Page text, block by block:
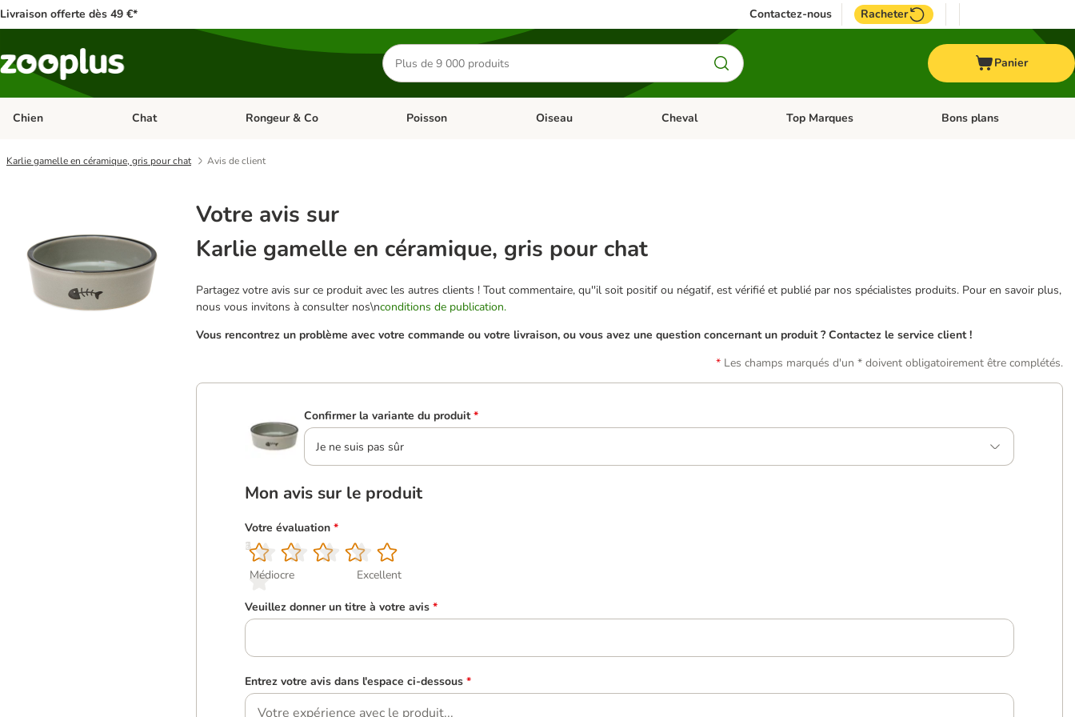
Livraison offerte dès 49 €* Contactez-nous Racheter
Rechercher
des
produits
Panier
Chien Dérouler les catégories: Chien
Chat Dérouler les catégories: Chat
Rongeur & Co Dérouler les catégories: Rongeur & Co
Poisson Dérouler les catégories: Poisson
Oiseau Dérouler les catégories: Oiseau
Cheval Dérouler les catégories: Cheval
Top Marques Dérouler les catégories: Top
Bons plans
Karlie gamelle en céramique, gris pour chat Avis de client
Votre avis sur
Karlie gamelle en céramique, gris pour chat
Partagez votre avis sur ce produit avec les autres clients ! Tout commentaire, qu''il soit positif ou négatif, est vérifié et publié par nos spécialistes produits. Pour en savoir plus,
nous vous invitons à consulter nos\nconditions de publication.
Vous rencontrez un problème avec votre commande ou votre livraison, ou vous avez une question concernant un produit ? Contactez le service client !
Les champs marqués d'un * doivent obligatoirement être complétés.
Confirmer la variante du produit *
Je ne suis pas sûr
Mon avis sur le produit
Votre évaluation *
1
Médiocre
2
3
4
5
Excellent
Veuillez donner un titre à votre avis *
Entrez votre avis dans l'espace ci-dessous *